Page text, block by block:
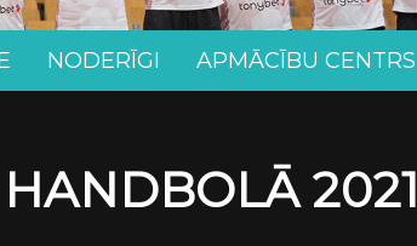
NODERĪGI APMĀCĪBU CENTRS
2021